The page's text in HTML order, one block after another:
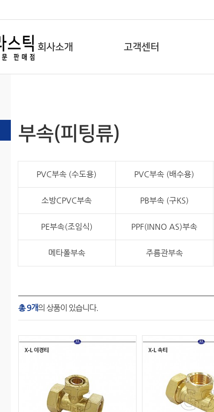
회사소개 고객센터
부속(피팅류)
PVC부속 (수도용) PVC부속 (배수용)
소방CPVC부속 PB부속 (구KS)
PE부속(조임식) PPF(INNO AS)부속
메타폴부속 주름관부속
총 9개의 상품이 있습니다.